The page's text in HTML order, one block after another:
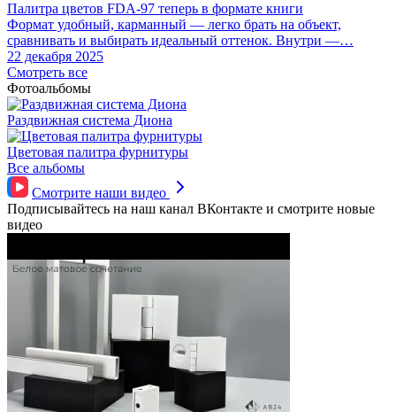
Палитра цветов FDA-97 теперь в формате книги
Формат удобный, карманный — легко брать на объект,
сравнивать и выбирать идеальный оттенок. Внутри —…
22 декабря 2025
Смотреть все
Фотоальбомы
Раздвижная система Диона
Цветовая палитра фурнитуры
Все альбомы
Смотрите наши видео
Подписывайтесь на наш канал ВКонтакте и смотрите новые
видео